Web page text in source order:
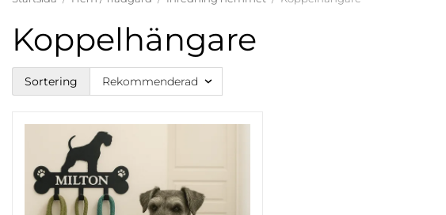
Koppelhängare
Sortering